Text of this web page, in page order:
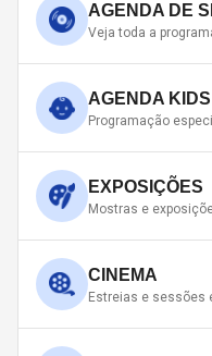
AGENDA DE
Veja toda a
AGENDA KIDS
Programação
EXPOSIÇÕES
Mostras e
CINEMA
Estreias e sessões